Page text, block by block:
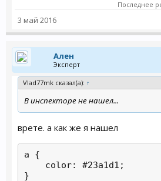
Последнее
3 май 2016
Ален
Эксперт
Vlad77mk сказал(а): ↑
В инспекторе не нашел...
врете. а как же я нашел
a {
    color: #23a1d1;
}